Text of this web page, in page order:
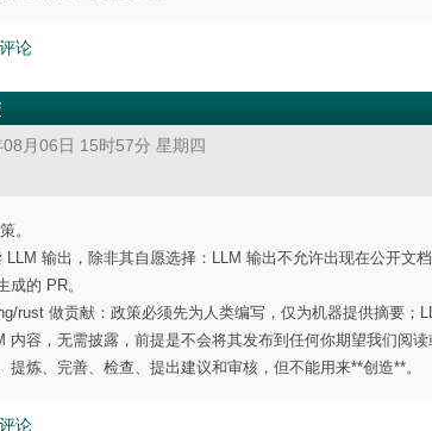
评论
月06日 15时57分 星期四
。
输出，除非其自愿选择：LLM 输出不允许出现在公开文
的 PR。
rust 做贡献：政策必须先为人类编写，仅为机器提供摘要；
容，无需披露，前提是不会将其发布到任何你期望我们阅读
炼、完善、检查、提出建议和审核，但不能用来**创造**。
评论